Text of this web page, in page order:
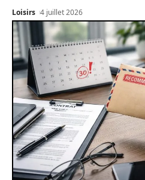
Loisirs 4 juillet 2026